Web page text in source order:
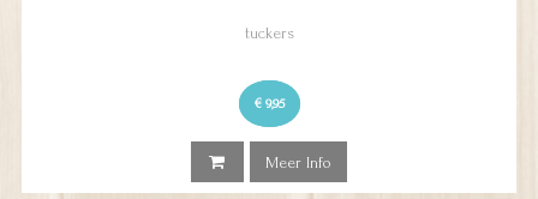
tuckers
€ 9,95
Meer Info